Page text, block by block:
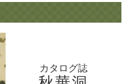
カタログ誌